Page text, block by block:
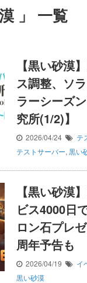
」 一覧
【黒い砂漠
ス調整、ソ
ラーシーズ
究所(1/2)】
2026/04/24
テ
テストサーバー, 黒い
【黒い砂漠
ビス4000日
ロン石プレ
周年予告も
2026/04/19 イ
黒い砂漠